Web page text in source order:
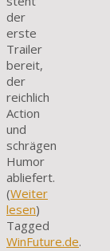
der
erste
Trailer
bereit,
der
reichlich
Action
und
schrägen
Humor
abliefert.
(Weiter
lesen)
Tagged
WinFuture.de.